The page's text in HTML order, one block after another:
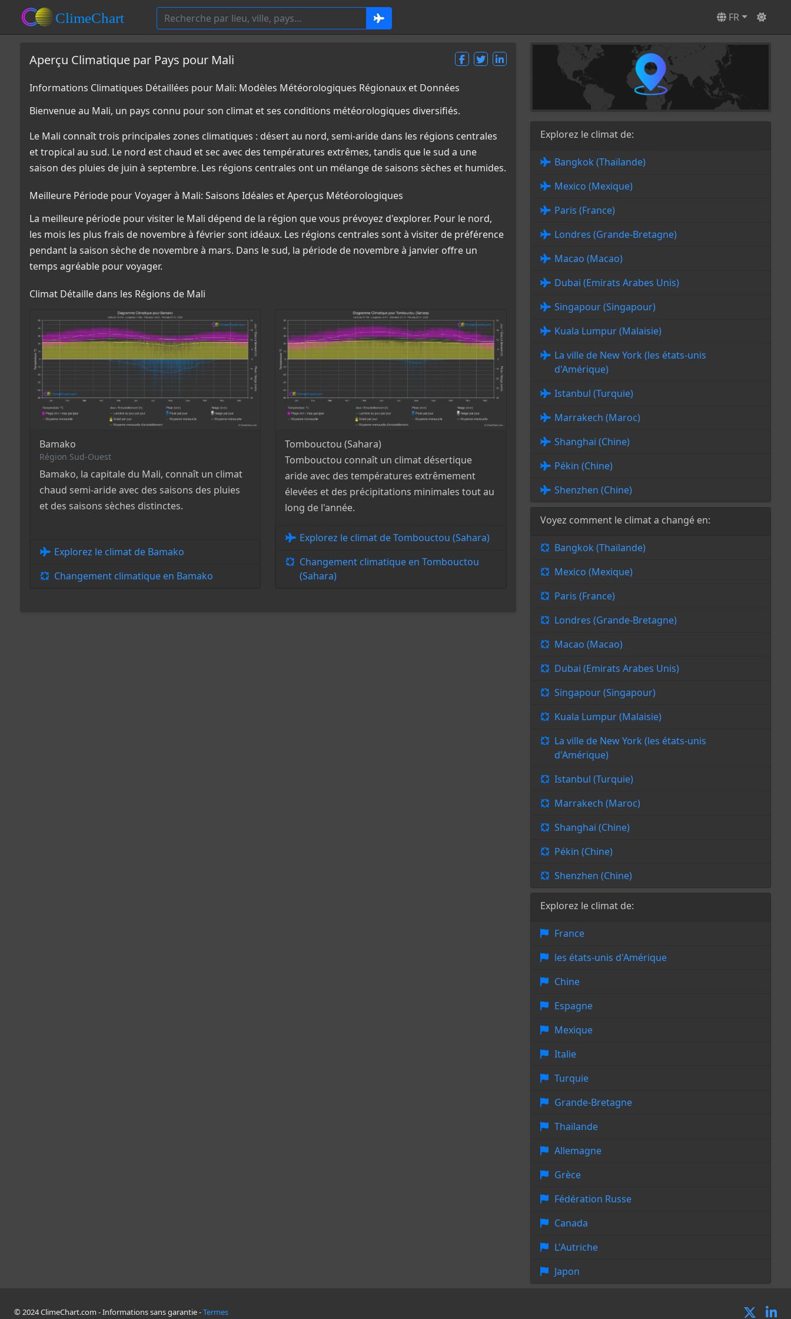
FR
Aperçu Climatique par Pays pour Mali
Informations Climatiques Détaillées pour Mali: Modèles Météorologiques Régionaux et Données
Bienvenue au Mali, un pays connu pour son climat et ses conditions météorologiques diversifiés.
Le Mali connaît trois principales zones climatiques : désert au nord, semi-aride dans les régions centrales
et tropical au sud. Le nord est chaud et sec avec des températures extrêmes, tandis que le sud a une
saison des pluies de juin à septembre. Les régions centrales ont un mélange de saisons sèches et humides.
Meilleure Période pour Voyager à Mali: Saisons Idéales et Aperçus Météorologiques
La meilleure période pour visiter le Mali dépend de la région que vous prévoyez d'explorer. Pour le nord,
les mois les plus frais de novembre à février sont idéaux. Les régions centrales sont à visiter de préférence
pendant la saison sèche de novembre à mars. Dans le sud, la période de novembre à janvier offre un
temps agréable pour voyager.
Climat Détaille dans les Régions de Mali
Bamako
Région Sud-Ouest
Bamako, la capitale du Mali, connaît un climat
chaud semi-aride avec des saisons des pluies
et des saisons sèches distinctes.
Explorez le climat de Bamako
Changement climatique en Bamako
Tombouctou (Sahara)
Tombouctou connaît un climat désertique
aride avec des températures extrêmement
élevées et des précipitations minimales tout au
long de l'année.
Explorez le climat de Tombouctou (Sahara)
Changement climatique en Tombouctou
(Sahara)
Explorez le climat de:
Bangkok (Thaïlande)
Mexico (Mexique)
Paris (France)
Londres (Grande-Bretagne)
Macao (Macao)
Dubai (Emirats Arabes Unis)
Singapour (Singapour)
Kuala Lumpur (Malaisie)
La ville de New York (les états-unis
d'Amérique)
Istanbul (Turquie)
Marrakech (Maroc)
Shanghai (Chine)
Pékin (Chine)
Shenzhen (Chine)
Voyez comment le climat a changé en:
Bangkok (Thaïlande)
Mexico (Mexique)
Paris (France)
Londres (Grande-Bretagne)
Macao (Macao)
Dubai (Emirats Arabes Unis)
Singapour (Singapour)
Kuala Lumpur (Malaisie)
La ville de New York (les états-unis
d'Amérique)
Istanbul (Turquie)
Marrakech (Maroc)
Shanghai (Chine)
Pékin (Chine)
Shenzhen (Chine)
Explorez le climat de:
France
les états-unis d'Amérique
Chine
Espagne
Mexique
Italie
Turquie
Grande-Bretagne
Thaïlande
Allemagne
Grèce
Fédération Russe
Canada
L'Autriche
Japon
© 2024 ClimeChart.com - Informations sans garantie -Termes